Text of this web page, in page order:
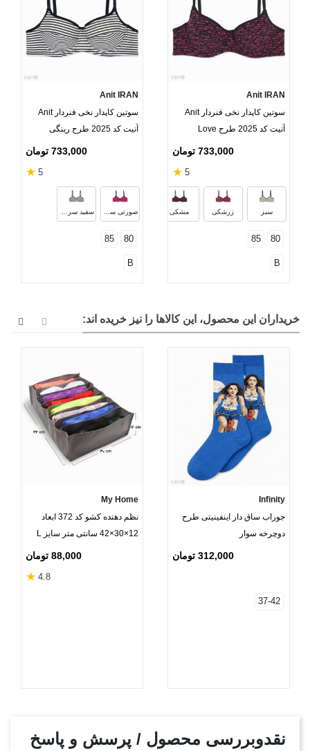
Anit IRAN
سوتین کاپدار نخی فنردار Anit
آنیت کد 2025 طرح Love
733,000 تومان
5
★
سبز زرشکی مشکی
80
85
B
Anit IRAN
سوتین کاپدار نخی فنردار Anit
آنیت کد 2025 طرح رینگی
733,000 تومان
5
★
صورتی سرمه‌ای سفید سرمه‌ای
80
85
B
خریداران این محصول، این کالاها را نیز خریده اند:
Infinity
جوراب ساق دار اینفینیتی طرح
دوچرخه‌ سوار
312,000 تومان
37-42
My Home
نظم دهنده کشو کد 372 ابعاد
12×30×42 سانتی متر سایز L
88,000 تومان
4.8
★
نقدوبررسی محصول / پرسش و پاسخ